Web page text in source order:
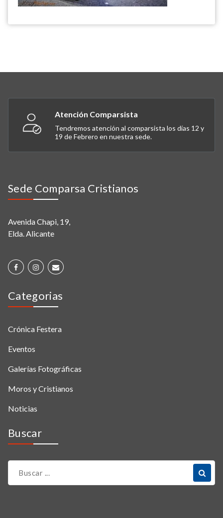
Atención Comparsista
Tendremos atención al comparsista los días 12 y
19 de Febrero en nuestra sede.
Sede Comparsa Cristianos
Avenida Chapi, 19,
Elda. Alicante
Categorias
Crónica Festera
Eventos
Galerías Fotográficas
Moros y Cristianos
Noticias
Buscar